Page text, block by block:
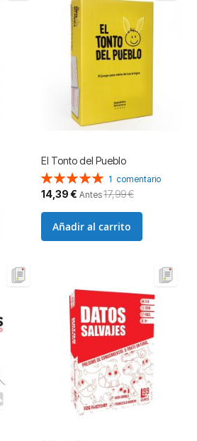
El Tonto del Pueblo
Valoración:
100%
1 comentario
Precio
especial
14,39 € Antes17,99 €
Añadir al carrito